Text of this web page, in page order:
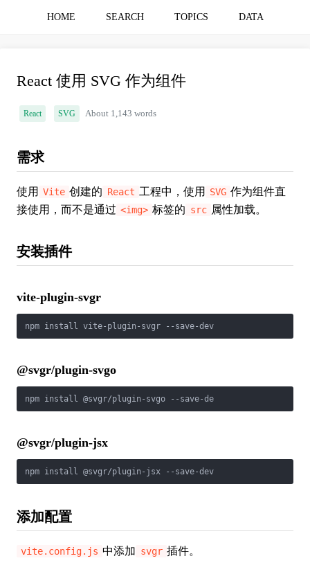
HOME SEARCH TOPICS DATA
React 使用 SVG 作为组件
React SVG About 1,143 words
需求
使用 Vite 创建的 React 工程中，使用 SVG 作为组件直
接使用，而不是通过 <img> 标签的 src 属性加载。
安装插件
vite-plugin-svgr
@svgr/plugin-svgo
@svgr/plugin-jsx
添加配置
vite.config.js 中添加 svgr 插件。